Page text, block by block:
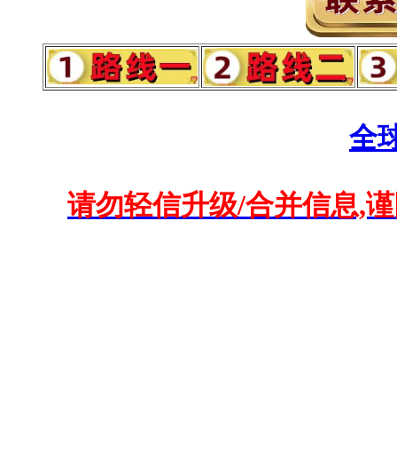
全
请勿轻信升级/合并信息,